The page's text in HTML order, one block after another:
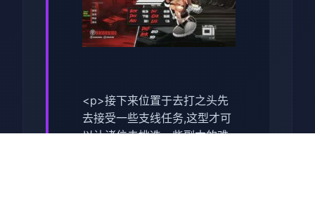
<p>接下来位置于去打之头先
去接受一些支线任务,这型才可
以让诸位去挑选一些副本的难